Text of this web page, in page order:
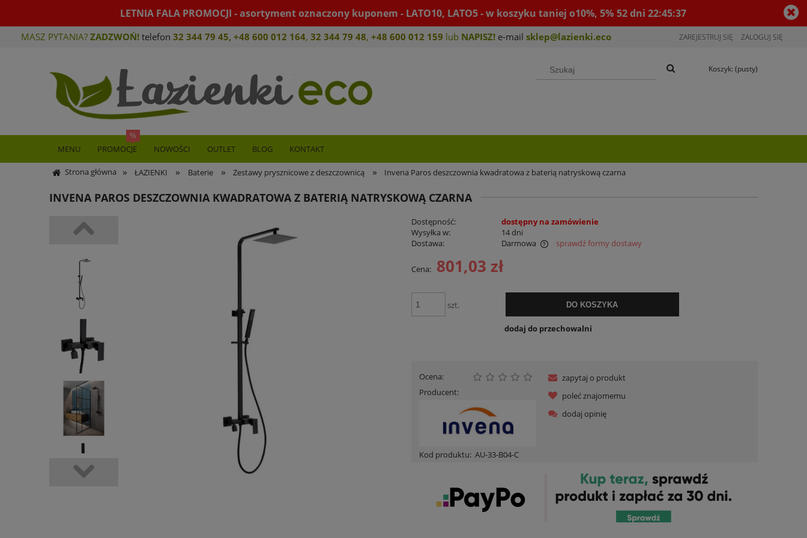
LETNIA FALA PROMOCJI - asortyment oznaczony kuponem - LATO10, LATO5 - w koszyku taniej o10%, 5% 52dni22:45:37
MASZ PYTANIA? ZADZWOŃ! telefon 32 344 79 45, +48 600 012 164, 32 344 79 48, +48 600 012 159 lub NAPISZ! e-mail sklep@lazienki.eco ZAREJESTRUJ SIĘ ZALOGUJ SIĘ
Koszyk: (pusty)
MENU PROMOCJE NOWOŚCI OUTLET BLOG KONTAKT
Strona główna » ŁAZIENKI » Baterie » Zestawy prysznicowe z deszczownicą » Invena Paros deszczownia kwadratowa z baterią natryskową czarna
INVENA PAROS DESZCZOWNIA KWADRATOWA Z BATERIĄ NATRYSKOWĄ CZARNA
Dostępność:
dostępny na zamówienie
Wysyłka w:
14 dni
Dostawa:
Darmowa
Cena nie zawiera ewentualnych kosztów
sprawdź formy dostawy
Cena: 801,03 zł
szt. DO KOSZYKA
dodaj do przechowalni
Ocena:
Producent:
Kod produktu: AU-33-B04-C
zapytaj o produkt
poleć znajomemu
dodaj opinię